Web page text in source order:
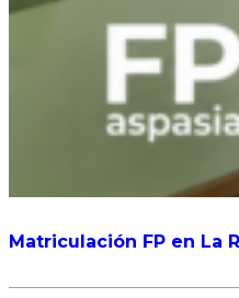
Matriculación FP en La